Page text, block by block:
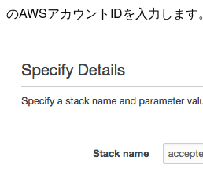
のAWSアカウントIDを入力します。